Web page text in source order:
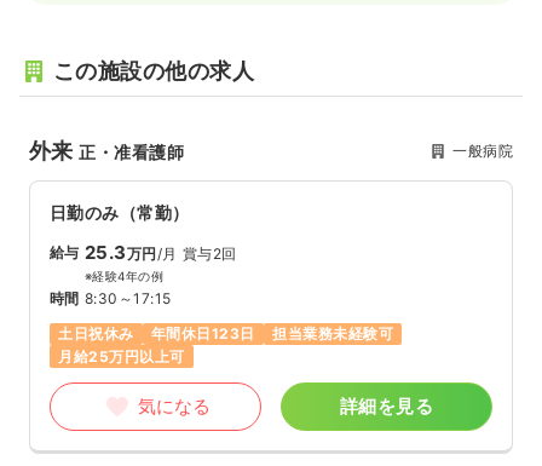
この施設の他の求人
外来正・准看護師 一般病院
日勤のみ（常勤）
給与 25.3万円/月 賞与2回
※経験4年の例
時間 8:30～17:15
土日祝休み
年間休日123日
担当業務未経験可
月給25万円以上可
気になる 詳細を見る